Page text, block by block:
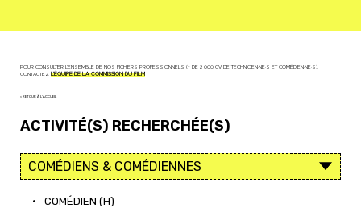
POUR CONSULTER L'ENSEMBLE DE NOS FICHIERS PROFESSIONNELS (+ DE 2 000 CV DE TECHNICIEN·NE·S ET COMÉDIEN·NE·S),
CONTACTEZ L'ÉQUIPE DE LA COMMISSION DU FILM
< RETOUR À L'ACCUEIL
ACTIVITÉ(S) RECHERCHÉE(S)
• COMÉDIEN (H)